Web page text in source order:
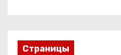
Страницы